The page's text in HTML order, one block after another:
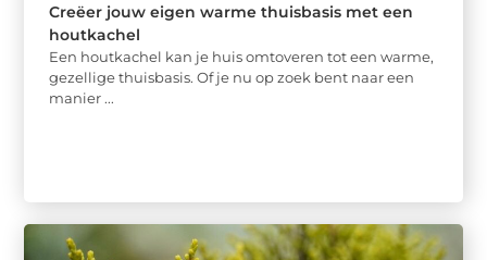
Creëer jouw eigen warme thuisbasis met een
houtkachel
Een houtkachel kan je huis omtoveren tot een warme,
gezellige thuisbasis. Of je nu op zoek bent naar een
manier ...